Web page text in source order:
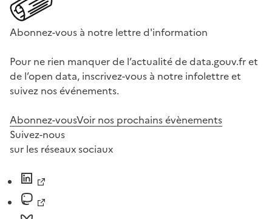
Abonnez-vous à notre lettre d'information
Pour ne rien manquer de l’actualité de data.gouv.fr et
de l’open data, inscrivez-vous à notre infolettre et
suivez nos événements.
Abonnez-vousVoir nos prochains évènements
Suivez-nous
sur les réseaux sociaux